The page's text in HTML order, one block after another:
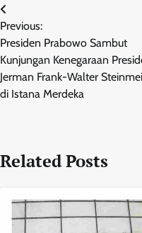
Navigasi
pos
Previous:
Presiden Prabowo Sambut
Kunjungan Kenegaraan
Jerman Frank-Walter
di Istana Merdeka
Related Posts